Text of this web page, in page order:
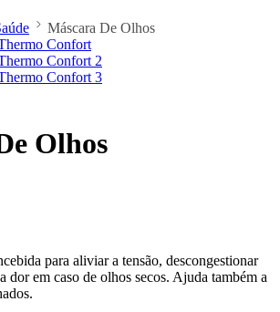
Máscara De Olhos
Olhos
para aliviar a tensão, descongestionar
dor em caso de olhos secos. Ajuda também a